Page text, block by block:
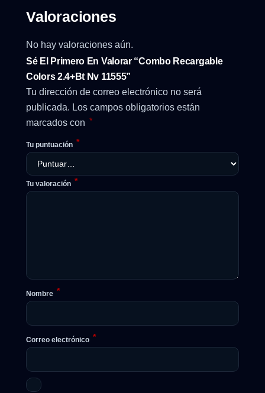
Valoraciones
No hay valoraciones aún.
Sé El Primero En Valorar “Combo Recargable
Colors 2.4+Bt Nv 11555”
Tu dirección de correo electrónico no será
publicada. Los campos obligatorios están
marcados con *
Tu puntuación *
Tu valoración *
Nombre *
Correo electrónico *